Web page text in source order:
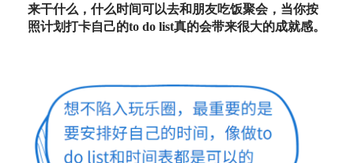
来干什么，什么时间可以去和朋友吃饭聚会，当你按
照计划打卡自己的to do list真的会带来很大的成就感。